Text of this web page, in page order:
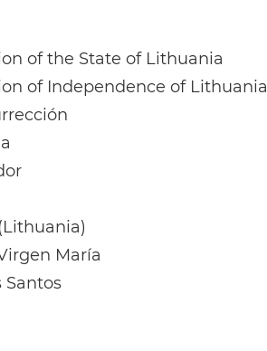
of the State of Lithuania
of Independence of Lithuania
María
Santos